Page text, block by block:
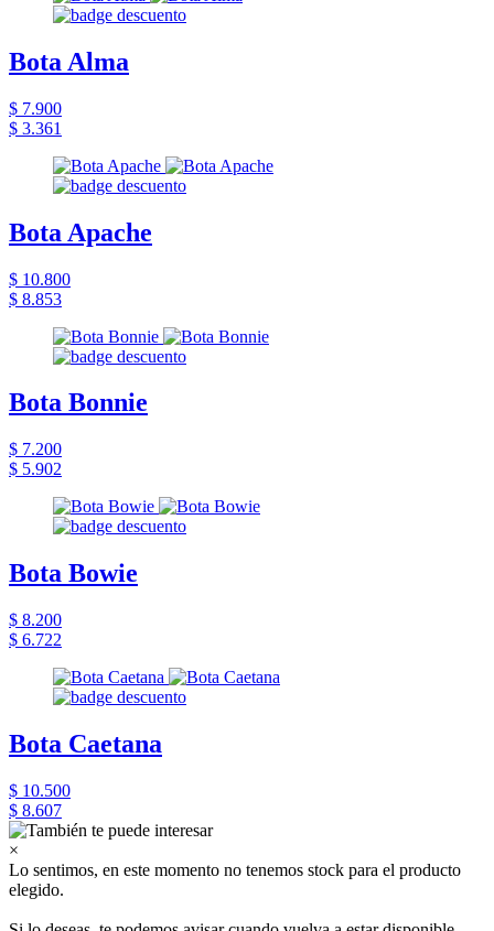
Bota Alma
$ 7.900
$ 3.361
Bota Apache
$ 10.800
$ 8.853
Bota Bonnie
$ 7.200
$ 5.902
Bota Bowie
$ 8.200
$ 6.722
Bota Caetana
$ 10.500
$ 8.607
×
Lo sentimos, en este momento no tenemos stock para el producto
elegido.